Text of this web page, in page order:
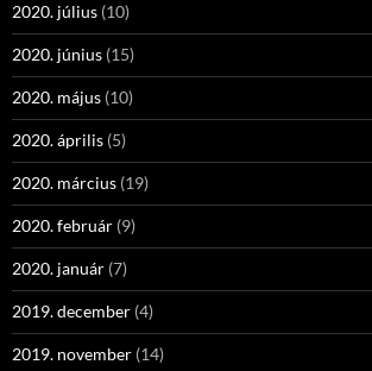
2020. július (10)
2020. június (15)
2020. május (10)
2020. április (5)
2020. március (19)
2020. február (9)
2020. január (7)
2019. december (4)
2019. november (14)